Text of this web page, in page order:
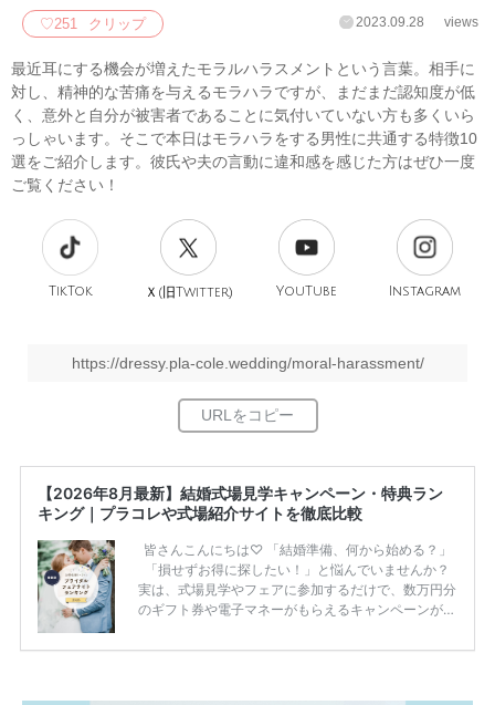
♡251 クリップ 2023.09.28 views
最近耳にする機会が増えたモラルハラスメントという言葉。相手に
対し、精神的な苦痛を与えるモラハラですが、まだまだ認知度が低
く、意外と自分が被害者であることに気付いていない方も多くいら
っしゃいます。そこで本日はモラハラをする男性に共通する特徴10
選をご紹介します。彼氏や夫の言動に違和感を感じた方はぜひ一度
ご覧ください！
TikTok Ｘ(旧Twitter) YouTube Instagram
https://dressy.pla-cole.wedding/moral-harassment/
【2026年8月最新】結婚式場見学キャンペーン・特典ラン
キング｜プラコレや式場紹介サイトを徹底比較
皆さんこんにちは♡ 「結婚準備、何から始める？」
「損せずお得に探したい！」と悩んでいませんか？
実は、式場見学やフェアに参加するだけで、数万円分
のギフト券や電子マネーがもらえるキャンペーンがあ
ため、比較せずに選ぶと損をしてしまうことも……。